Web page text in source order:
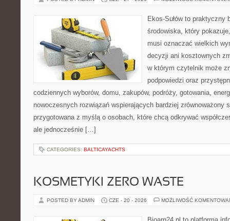
Ekos-Sułów to praktyczny
środowiska, który
musi oznaczać wielkich
decyzji ani kosztownych
w którym czytelnik może
podpowiedzi oraz
codziennych wyborów, domu, zakupów, podróży, gotowania,
nowoczesnych rozwiązań wspierających bardziej zrównoważony
przygotowana z myślą o osobach, które chcą odkrywać
ale jednocześnie […]
CATEGORIES: BALTICAYACHTS
KOSMETYKI ZERO WASTE
POSTED BY ADMIN CZE - 20 - 2026 MOŻLIWOŚĆ